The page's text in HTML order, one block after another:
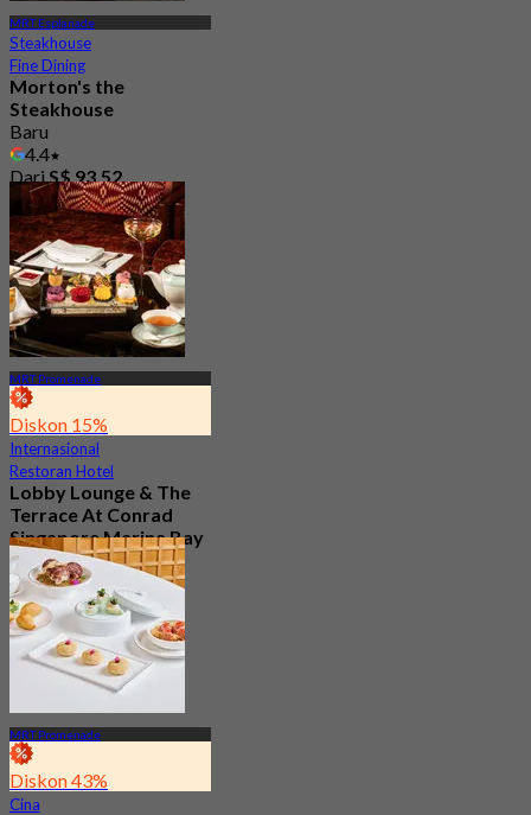
MRT Esplanade
Steakhouse
Fine Dining
Morton's the
Steakhouse
Baru
4.4
Dari S$ 93.52
MRT Promenade
Diskon 15%
Internasional
Restoran Hotel
Lobby Lounge & The
Terrace At Conrad
Singapore Marina Bay
Baru
4.7
DariS$ 56.05
MRT Promenade
Diskon 43%
Cina